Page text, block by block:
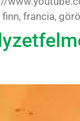
finn, francia,